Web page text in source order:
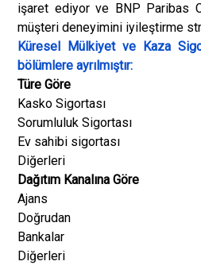
işaret ediyor ve BNP Paribas
müşteri deneyimini iyileştirme
Küresel Mülkiyet ve Kaza
bölümlere ayrılmıştır:
Türe Göre
Kasko Sigortası
Sorumluluk Sigortası
Ev sahibi sigortası
Diğerleri
Dağıtım Kanalına Göre
Ajans
Doğrudan
Bankalar
Diğerleri